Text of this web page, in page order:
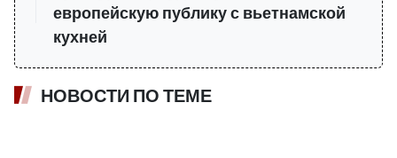
европейскую публику с вьетнамской
кухней
НОВОСТИ ПО ТЕМЕ